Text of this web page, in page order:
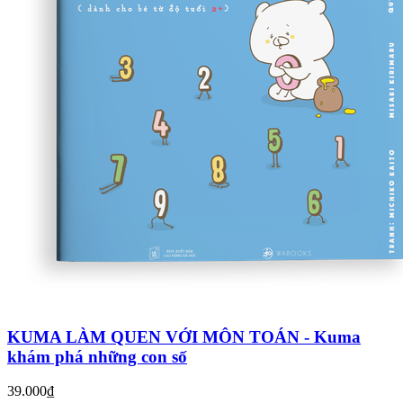
KUMA LÀM QUEN VỚI MÔN TOÁN - Kuma
khám phá những con số
39.000₫